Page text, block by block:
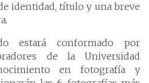
identidad, título y una breve
estará conformado por
de la Universidad
en fotografía y